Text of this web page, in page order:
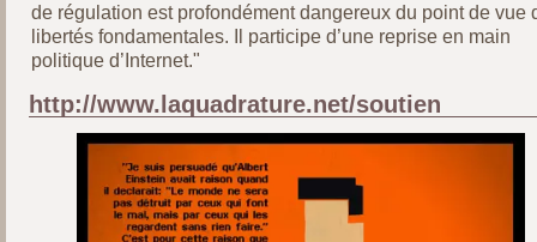
de régulation est profondément dangereux du point de vue
libertés fondamentales. Il participe d’une reprise en main
politique d’Internet."
http://www.laquadrature.net/soutien